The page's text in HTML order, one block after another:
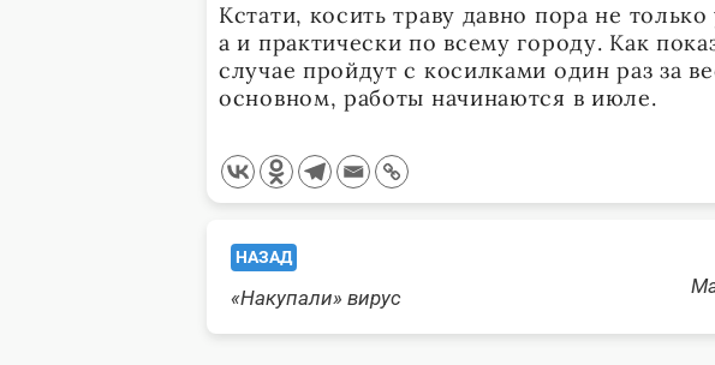
Кстати, косить траву давно пора не
а и практически по всему городу. Как
случае пройдут с косилками один раз за
основном, работы начинаются в июле.
<span
class="nav-
НАЗАД
«Накупали» вирус